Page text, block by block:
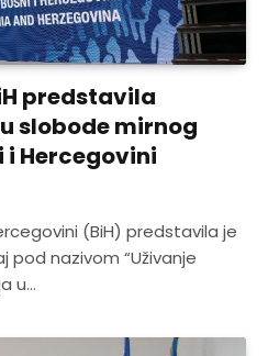
predstavila
slobode mirnog
i Hercegovini
(BiH) predstavila je
pod nazivom “Uživanje
u…